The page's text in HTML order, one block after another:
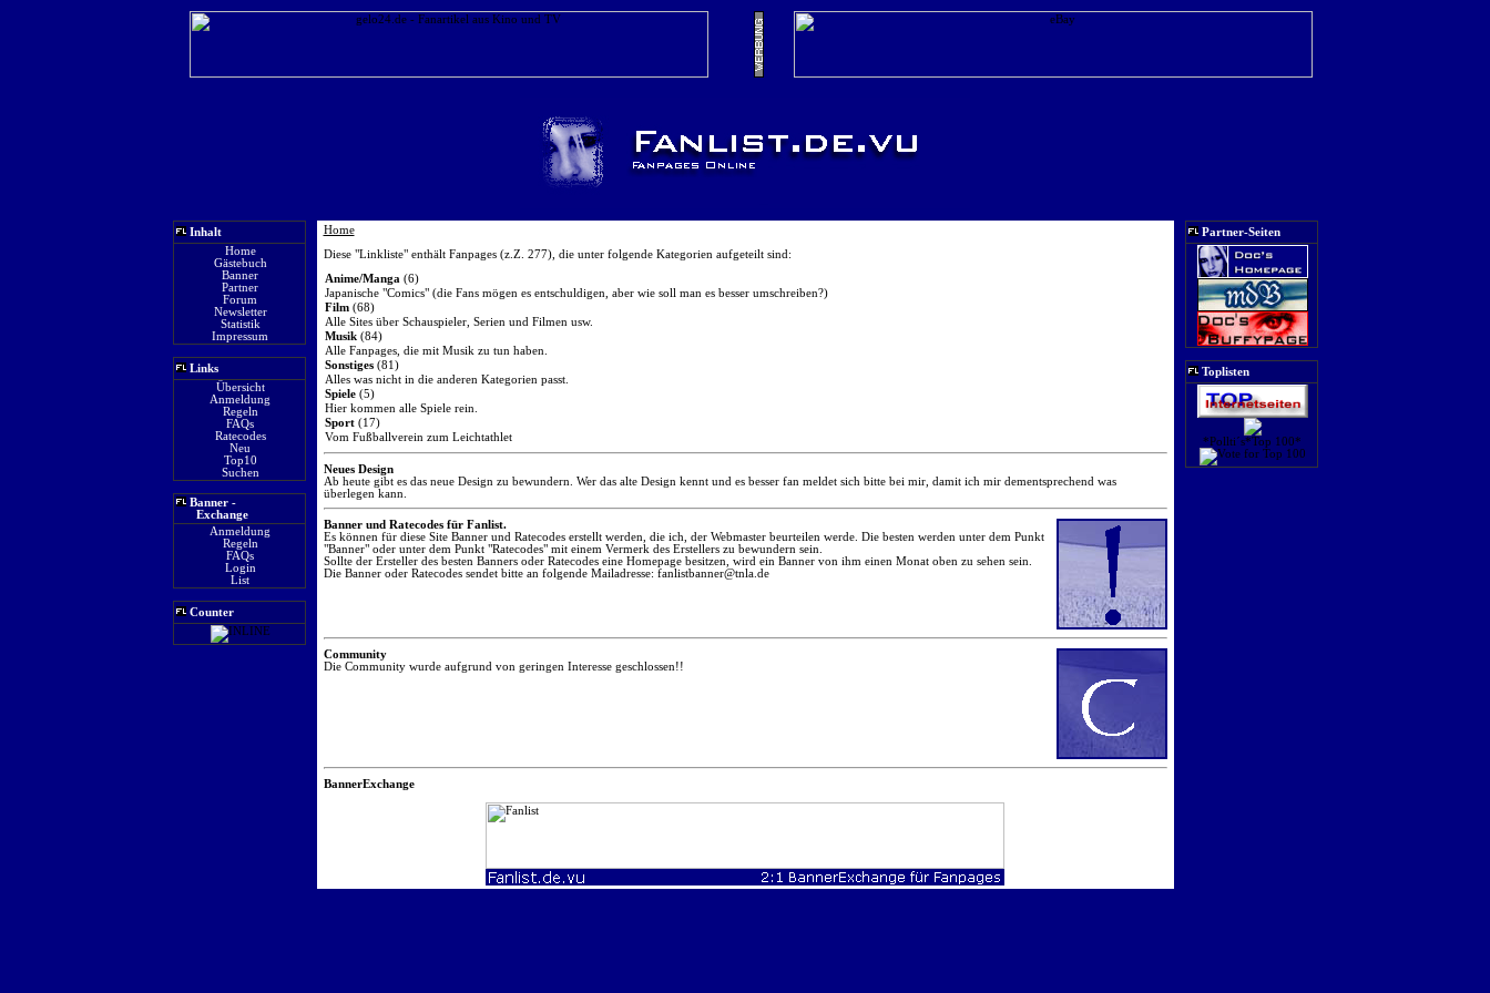
Inhalt
Home
Gästebuch
Banner
Partner
Forum
Newsletter
Statistik
Impressum
Links
Übersicht
Anmeldung
Regeln
FAQs
Ratecodes
Neu
Top10
Suchen
Banner -
Exchange
Anmeldung
Regeln
FAQs
Login
List
Counter
Home
Diese "Linkliste" enthält Fanpages (z.Z. 277), die unter folgende Kategorien aufgeteilt sind:
Anime/Manga(6)
Japanische "Comics" (die Fans mögen es entschuldigen, aber wie soll man es besser umschreiben?)
Film(68)
Alle Sites über Schauspieler, Serien und Filmen usw.
Musik(84)
Alle Fanpages, die mit Musik zu tun haben.
Sonstiges(81)
Alles was nicht in die anderen Kategorien passt.
Spiele(5)
Hier kommen alle Spiele rein.
Sport(17)
Vom Fußballverein zum Leichtathlet
Neues Design
Ab heute gibt es das neue Design zu bewundern. Wer das alte Design kennt und es besser fan meldet sich bitte bei mir, damit ich mir dementsprechend was
überlegen kann.
Banner und Ratecodes für Fanlist.
Es können für diese Site Banner und Ratecodes erstellt werden, die ich, der Webmaster beurteilen werde. Die besten werden unter dem Punkt
"Banner" oder unter dem Punkt "Ratecodes" mit einem Vermerk des Erstellers zu bewundern sein.
Sollte der Ersteller des besten Banners oder Ratecodes eine Homepage besitzen, wird ein Banner von ihm einen Monat oben zu sehen sein.
Die Banner oder Ratecodes sendet bitte an folgende Mailadresse: fanlistbanner@tnla.de
Community
Die Community wurde aufgrund von geringen Interesse geschlossen!!
BannerExchange
Partner-Seiten
Toplisten
*Pollti´s*Top 100*